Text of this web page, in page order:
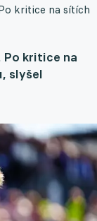
kritice na sítích
Po kritice na
slyšel